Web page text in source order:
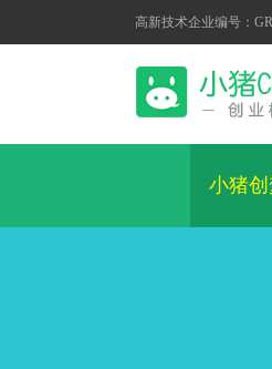
高新技术企业编号：
小猪